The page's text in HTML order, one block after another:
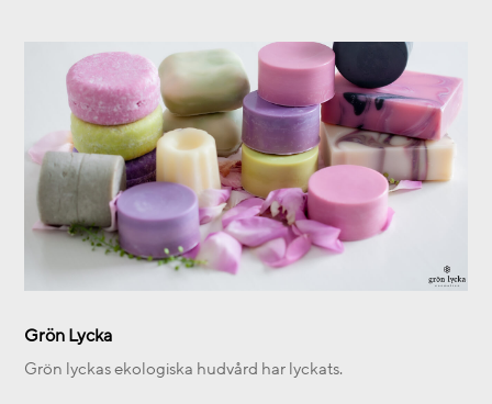
Grön Lycka
Grön lyckas ekologiska hudvård har lyckats.